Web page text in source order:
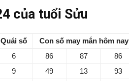
của tuổi Sửu
Quái số Con số may mắn hôm nay
6 86 87
86
9 49 13 93